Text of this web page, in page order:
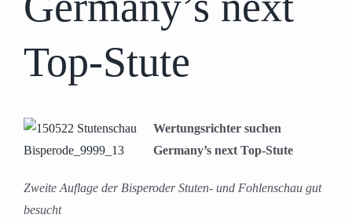
Top-Stute
Wertungsrichter suchen
Germany’s next Top-Stute
Zweite Auflage der Bisperoder Stuten- und Fohlenschau gut
besucht